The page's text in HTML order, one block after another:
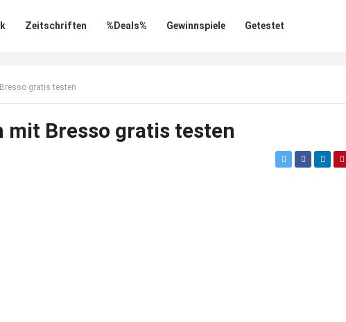
Zeitschriften %Deals% Gewinnspiele Getestet
gratis testen
mit Bresso gratis testen